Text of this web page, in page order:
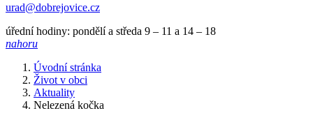
urad@dobrejovice.cz
úřední hodiny: pondělí a středa 9 – 11 a 14 – 18
nahoru
Úvodní stránka
Život v obci
Aktuality
Nelezená kočka